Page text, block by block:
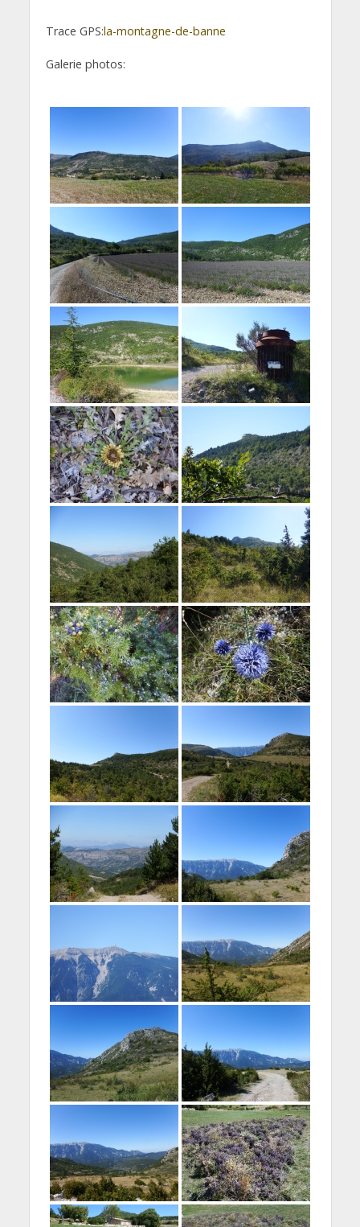
Trace GPS:la-montagne-de-banne
Galerie photos: